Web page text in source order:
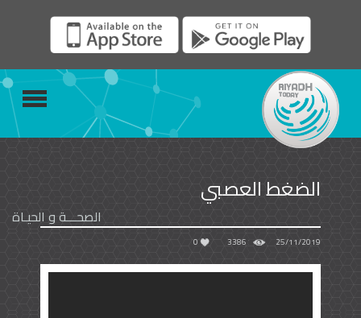
الضغط العصبي
الصحـــة و الحيـاة
25/11/2019
3386
0